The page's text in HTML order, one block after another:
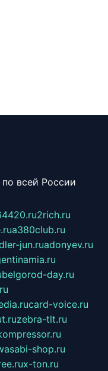
всей России
2rich.ru
a380club.ru
jun.ruadonyev.ru
belgorod-day.ru
card-voice.ru
zebra-tlt.ru
shop.ru
x-ton.ru